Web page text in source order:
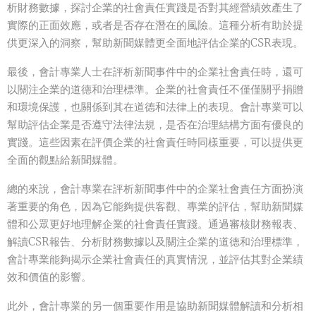
析財務數據，探討企業的社會責任實踐是否對其經營績效產生了
實際的正面效應，或者是否存在潛在的風險。這種分析有助於提
供更深入的洞察，幫助新聞媒體更全面地評估企業的CSR表現。
最後，會計專業人士在評析新聞事件中的企業社會責任時，還可
以關注企業的道德和治理標準。企業的社會責任不僅僅關乎捐贈
和環境保護，也關係到其在道德和法律上的表現。會計專業可以
幫助評估企業是否遵守法律法規，是否在治理結構方面有優良的
實踐。這些因素在評價企業的社會責任時同樣重要，可以提供更
全面的觀點給新聞媒體。
總的來說，會計專業在評析新聞事件中的企業社會責任方面扮演
著重要的角色，因為它能夠提供客觀、專業的評估，幫助新聞媒
體和公眾更好地理解企業的社會責任實踐。通過審核財務報表、
解讀CSR報告、分析財務數據以及關注企業的道德和治理標準，
會計專業能夠揭示企業社會責任的真實情況，並評估其對企業績
效和價值的影響。
此外，會計專業的另一個重要作用是協助新聞媒體解讀和分析相